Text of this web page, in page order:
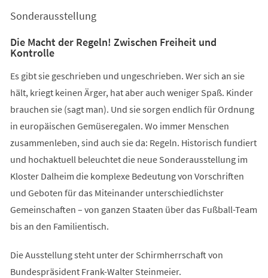
neuen
Sonderausstellung
Die Macht der Regeln! Zwischen Freiheit und
Kontrolle
Es gibt sie geschrieben und ungeschrieben. Wer sich an sie
hält, kriegt keinen Ärger, hat aber auch weniger Spaß. Kinder
brauchen sie (sagt man). Und sie sorgen endlich für Ordnung
in europäischen Gemüseregalen. Wo immer Menschen
zusammenleben, sind auch sie da: Regeln. Historisch fundiert
und hochaktuell beleuchtet die neue Sonderausstellung im
Kloster Dalheim die komplexe Bedeutung von Vorschriften
und Geboten für das Miteinander unterschiedlichster
Gemeinschaften – von ganzen Staaten über das Fußball-Team
bis an den Familientisch.
Die Ausstellung steht unter der Schirmherrschaft von
Bundespräsident Frank-Walter Steinmeier.